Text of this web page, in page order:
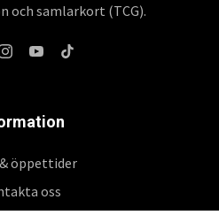
och samlarkort (TCG).
öppettider
oss